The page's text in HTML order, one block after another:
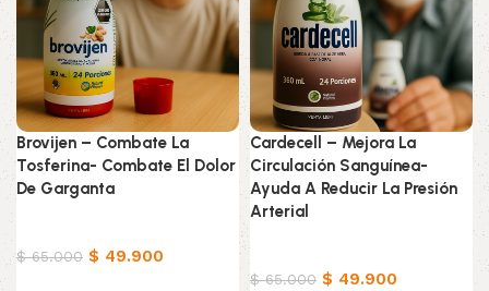
Brovijen – Combate La
Tosferina- Combate El Dolor
De Garganta
$65.000 $ 49.900
Cardecell – Mejora La
Circulación Sanguínea-
Ayuda A Reducir La Presión
Arterial
$65.000 $ 49.900